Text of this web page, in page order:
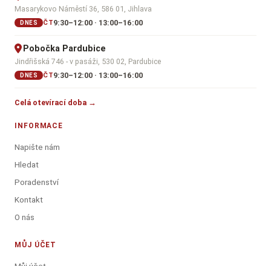
Masarykovo Náměstí 36, 586 01, Jihlava
DNES ČT9:30–12:00 · 13:00–16:00
Pobočka Pardubice
Jindřišská 746 - v pasáži, 530 02, Pardubice
DNES ČT9:30–12:00 · 13:00–16:00
Celá otevírací doba →
INFORMACE
Napište nám
Hledat
Poradenství
Kontakt
O nás
MŮJ ÚČET